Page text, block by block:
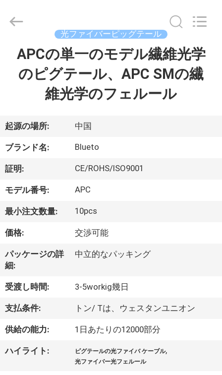
ダ
ク
ト
私
に
つ
い
て
工
場
2019
Electronics&Communication
光ファイバーピッグテール
APCの単一のモデル繊維光学
のピグテール、APC SMの繊
維光学のフェルール
起源の場所: 中国
ブランド名: Blueto
証明: CE/ROHS/ISO9001
モデル番号: APC
最小注文数量: 10pcs
価格: 交渉可能
パッケージの詳
細:
中立的なパッキング
受渡し時間: 3-5workig幾日
支払条件: トン/ Tは、ウェスタンユニオン
供給の能力: 1日あたりの12000部分
ハイライト: ピグテールの光ファイバ ケーブル,
光ファイバー光フェルール